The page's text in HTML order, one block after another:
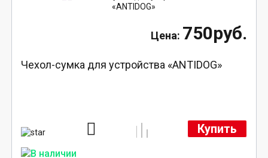
750руб.
Чехол-сумка для устройства «ANTIDOG»
Купить